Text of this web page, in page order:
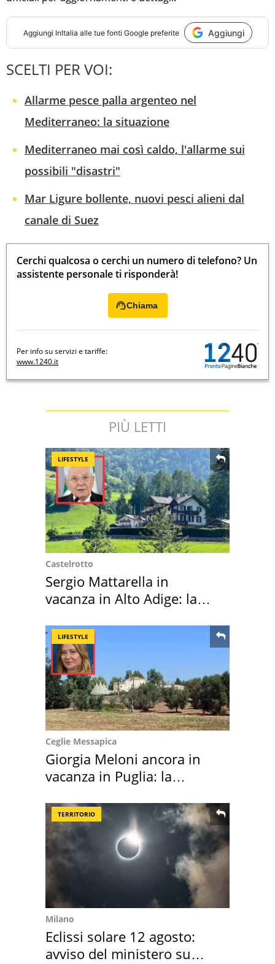
Aggiungi InItalia alle tue fonti Google preferite Aggiungi
SCELTI PER VOI:
Allarme pesce palla argenteo nel
Mediterraneo: la situazione
Mediterraneo mai così caldo, l'allarme sui
possibili "disastri"
Mar Ligure bollente, nuovi pesci alieni dal
canale di Suez
Cerchi qualcosa o cerchi un numero di telefono? Un
assistente personale ti risponderà!
Chiama
Per info su servizi e tariffe:
www.1240.it
PIÙ LETTI
LIFESTYLE
Castelrotto
Sergio Mattarella in
vacanza in Alto Adige: la
LIFESTYLE
Ceglie Messapica
Giorgia Meloni ancora in
vacanza in Puglia: la
TERRITORIO
Milano
Eclissi solare 12 agosto:
avviso del ministero su